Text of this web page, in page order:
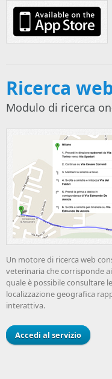
Ricerca
Modulo di ricerca
Un motore di ricerca web
veterinaria che corrisponde
quale è possibile consultare
localizzazione geografica
interattiva.
Accedi al servizio